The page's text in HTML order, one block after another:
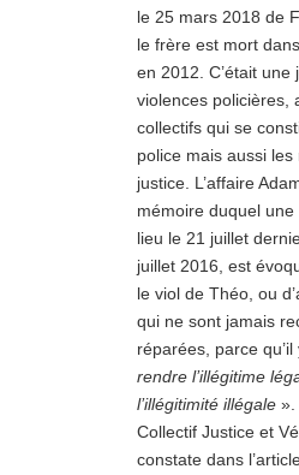
le 25 mars 2018 de
le frère est mort
en 2012. C’était
violences policières,
collectifs qui se
police mais aussi les
justice. L’affaire
mémoire duquel
lieu le 21 juillet
juillet 2016, est
le viol de Théo, ou
qui ne sont jamais
réparées, parce qu’il
rendre l’illégitime
l’illégitimité illégale ».
Collectif Justice et
constate dans